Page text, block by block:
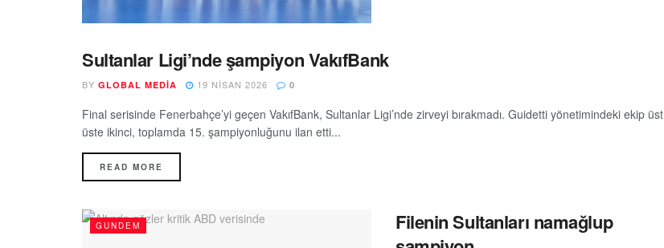
GUNDEM
Sultanlar Ligi’nde şampiyon VakıfBank
BY GLOBAL MEDIA 19 NISAN 2026 0
Final serisinde Fenerbahçe’yi geçen VakıfBank, Sultanlar Ligi’nde zirveyi bırakmadı. Guidetti yönetimindeki ekip üst
üste ikinci, toplamda 15. şampiyonluğunu ilan etti...
READ MORE
GUNDEM
Filenin Sultanları namağlup